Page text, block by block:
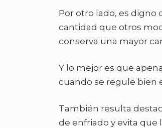
Por otro lado, es digno
cantidad que otros
conserva una mayor
Y lo mejor es que
cuando se regule bien
También resulta
de enfriado y evita que